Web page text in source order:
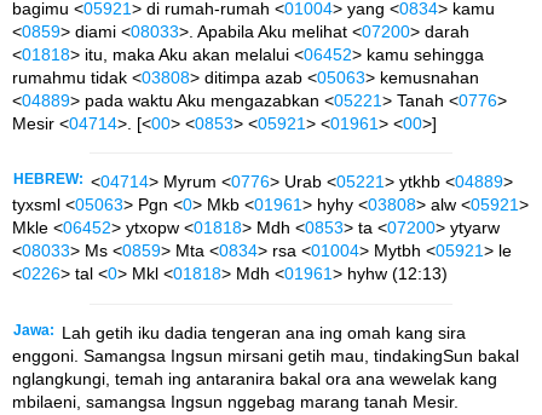
bagimu <05921> di rumah-rumah <01004> yang <0834> kamu
<0859> diami <08033>. Apabila Aku melihat <07200> darah
<01818> itu, maka Aku akan melalui <06452> kamu sehingga
rumahmu tidak <03808> ditimpa azab <05063> kemusnahan
<04889> pada waktu Aku mengazabkan <05221> Tanah <0776>
Mesir <04714>. [<00> <0853> <05921> <01961> <00>]
HEBREW: <04714> Myrum <0776> Urab <05221> ytkhb <04889>
tyxsml <05063> Pgn <0> Mkb <01961> hyhy <03808> alw <05921>
Mkle <06452> ytxopw <01818> Mdh <0853> ta <07200> ytyarw
<08033> Ms <0859> Mta <0834> rsa <01004> Mytbh <05921> le
<0226> tal <0> Mkl <01818> Mdh <01961> hyhw (12:13)
Jawa:
Lah getih iku dadia tengeran ana ing omah kang sira
enggoni. Samangsa Ingsun mirsani getih mau, tindakingSun bakal
nglangkungi, temah ing antaranira bakal ora ana wewelak kang
mbilaeni, samangsa Ingsun nggebag marang tanah Mesir.